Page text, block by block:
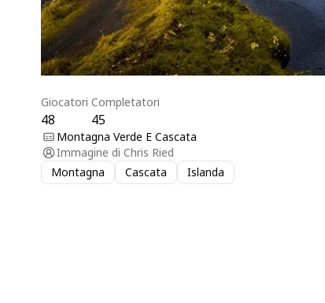
Giocatori
48
Completatori
45
Montagna Verde E Cascata
Immagine di Chris Ried
Montagna
Cascata Islanda